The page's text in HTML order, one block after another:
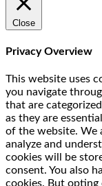
Close
Privacy Overview
This website uses
you navigate
that are
as they are
of the website. We
analyze and
cookies will be
consent. You also
cookies. But opting